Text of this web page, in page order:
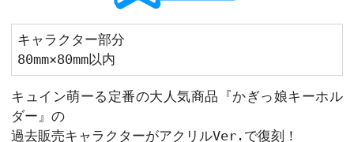
画像はイメージです。実際の商品と異なる場
画像をタップすると拡大して表示すること